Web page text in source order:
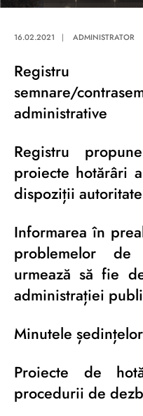
16.02.2021 | ADMINISTRATOR
semnare/
administrative
Registru
proiecte hotărâri
dispoziții
Informarea în
problemelor
urmează să fie
administrației
Minutele
Proiecte de
procedurii de